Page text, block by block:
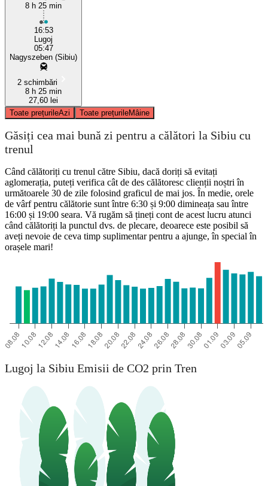
8 h 25 min
16:53
Lugoj
05:47
Nagyszeben (Sibiu)
2 schimbări
8 h 25 min
27,60 lei
Toate prețurileAzi Toate prețurileMâine
Găsiți cea mai bună zi pentru a călători la Sibiu cu
trenul
Când călătoriți cu trenul către Sibiu, dacă doriți să evitați
aglomerația, puteți verifica cât de des călătoresc clienții noștri în
următoarele 30 de zile folosind graficul de mai jos. În medie, orele
de vârf pentru călătorie sunt între 6:30 și 9:00 dimineața sau între
16:00 și 19:00 seara. Vă rugăm să țineți cont de acest lucru atunci
când călătoriți la punctul dvs. de plecare, deoarece este posibil să
aveți nevoie de ceva timp suplimentar pentru a ajunge, în special în
orașele mari!
Lugoj la Sibiu Emisii de CO2 prin Tren